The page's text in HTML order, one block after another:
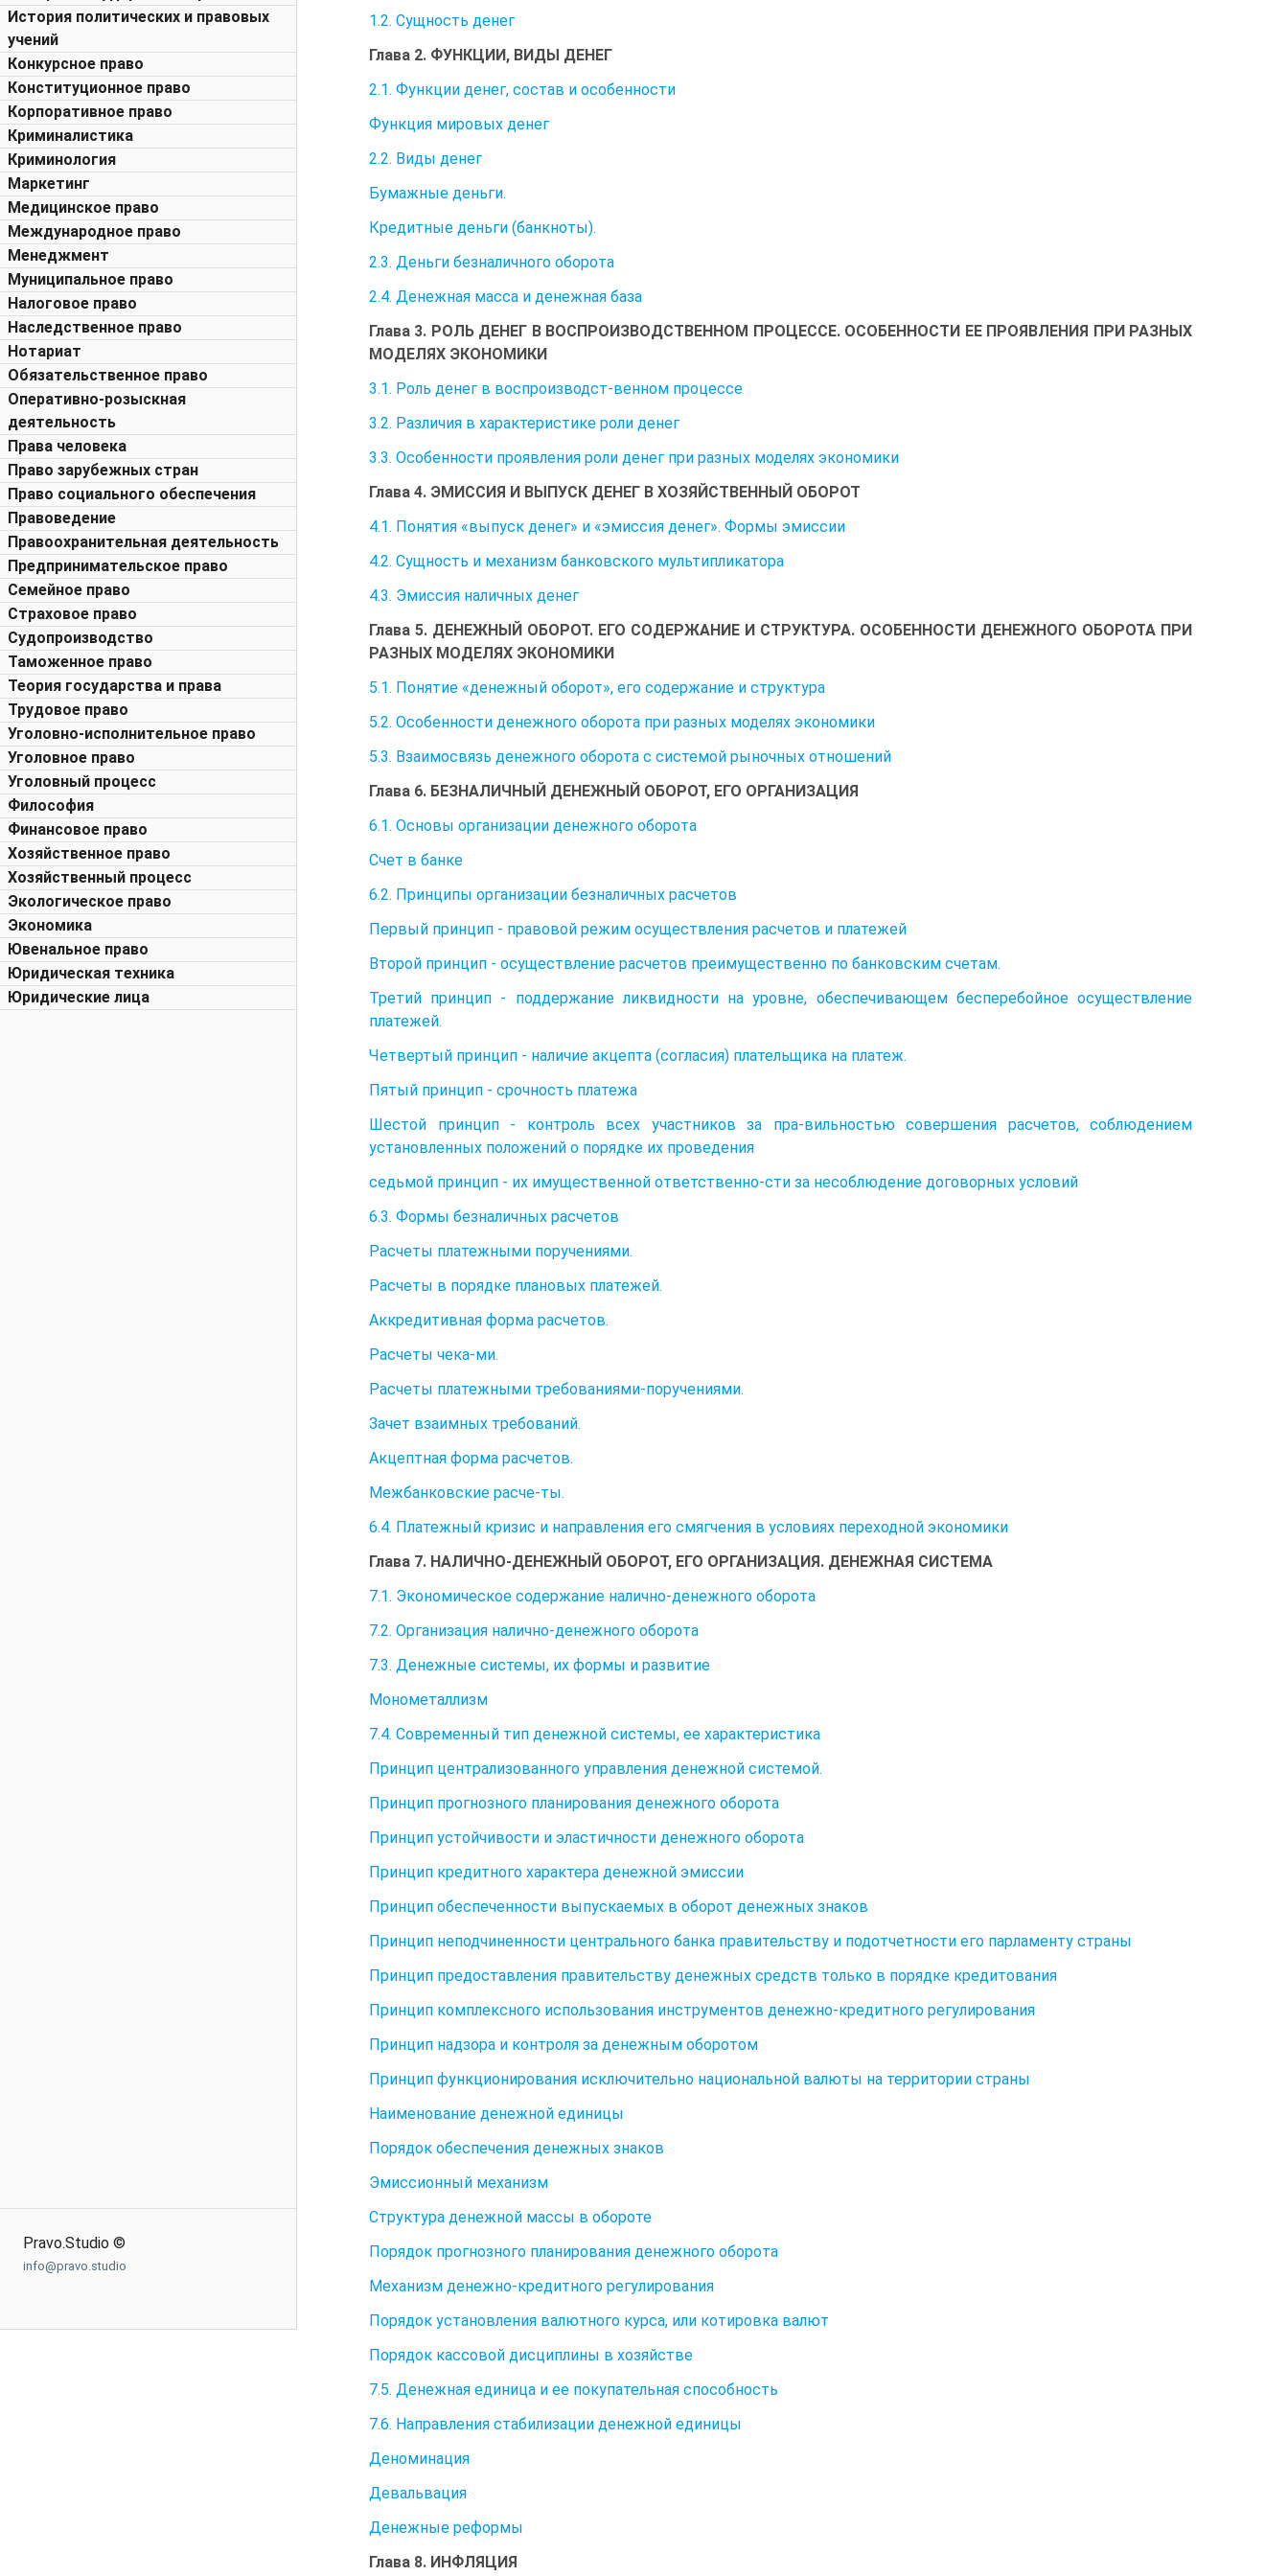
История политических и правовых
учений
Конкурсное право
Конституционное право
Корпоративное право
Криминалистика
Криминология
Маркетинг
Медицинское право
Международное право
Менеджмент
Муниципальное право
Налоговое право
Наследственное право
Нотариат
Обязательственное право
Оперативно-розыскная
деятельность
Права человека
Право зарубежных стран
Право социального обеспечения
Правоведение
Правоохранительная деятельность
Предпринимательское право
Семейное право
Страховое право
Судопроизводство
Таможенное право
Теория государства и права
Трудовое право
Уголовно-исполнительное право
Уголовное право
Уголовный процесс
Философия
Финансовое право
Хозяйственное право
Хозяйственный процесс
Экологическое право
Экономика
Ювенальное право
Юридическая техника
Юридические лица
Pravo.Studio ©
info@pravo.studio
1.2. Сущность денег
Глава 2. ФУНКЦИИ, ВИДЫ ДЕНЕГ
2.1. Функции денег, состав и особенности
Функция мировых денег
2.2. Виды денег
Бумажные деньги.
Кредитные деньги (банкноты).
2.3. Деньги безналичного оборота
2.4. Денежная масса и денежная база
Глава 3. РОЛЬ ДЕНЕГ В ВОСПРОИЗВОДСТВЕННОМ ПРОЦЕССЕ. ОСОБЕННОСТИ ЕЕ ПРОЯВЛЕНИЯ ПРИ РАЗНЫХ
МОДЕЛЯХ ЭКОНОМИКИ
3.1. Роль денег в воспроизводст-венном процессе
3.2. Различия в характеристике роли денег
3.3. Особенности проявления роли денег при разных моделях экономики
Глава 4. ЭМИССИЯ И ВЫПУСК ДЕНЕГ В ХОЗЯЙСТВЕННЫЙ ОБОРОТ
4.1. Понятия «выпуск денег» и «эмиссия денег». Формы эмиссии
4.2. Сущность и механизм банковского мультипликатора
4.3. Эмиссия наличных денег
Глава 5. ДЕНЕЖНЫЙ ОБОРОТ. ЕГО СОДЕРЖАНИЕ И СТРУКТУРА. ОСОБЕННОСТИ ДЕНЕЖНОГО ОБОРОТА ПРИ
РАЗНЫХ МОДЕЛЯХ ЭКОНОМИКИ
5.1. Понятие «денежный оборот», его содержание и структура
5.2. Особенности денежного оборота при разных моделях экономики
5.3. Взаимосвязь денежного оборота с системой рыночных отношений
Глава 6. БЕЗНАЛИЧНЫЙ ДЕНЕЖНЫЙ ОБОРОТ, ЕГО ОРГАНИЗАЦИЯ
6.1. Основы организации денежного оборота
Счет в банке
6.2. Принципы организации безналичных расчетов
Первый принцип - правовой режим осуществления расчетов и платежей
Второй принцип - осуществление расчетов преимущественно по банковским счетам.
Третий принцип - поддержание ликвидности на уровне, обеспечивающем бесперебойное осуществление
платежей.
Четвертый принцип - наличие акцепта (согласия) плательщика на платеж.
Пятый принцип - срочность платежа
Шестой принцип - контроль всех участников за пра-вильностью совершения расчетов, соблюдением
установленных положений о порядке их проведения
седьмой принцип - их имущественной ответственно-сти за несоблюдение договорных условий
6.3. Формы безналичных расчетов
Расчеты платежными поручениями.
Расчеты в порядке плановых платежей.
Аккредитивная форма расчетов.
Расчеты чека-ми.
Расчеты платежными требованиями-поручениями.
Зачет взаимных требований.
Акцептная форма расчетов.
Межбанковские расче-ты.
6.4. Платежный кризис и направления его смягчения в условиях переходной экономики
Глава 7. НАЛИЧНО-ДЕНЕЖНЫЙ ОБОРОТ, ЕГО ОРГАНИЗАЦИЯ. ДЕНЕЖНАЯ СИСТЕМА
7.1. Экономическое содержание налично-денежного оборота
7.2. Организация налично-денежного оборота
7.3. Денежные системы, их формы и развитие
Монометаллизм
7.4. Современный тип денежной системы, ее характеристика
Принцип централизованного управления денежной системой.
Принцип прогнозного планирования денежного оборота
Принцип устойчивости и эластичности денежного оборота
Принцип кредитного характера денежной эмиссии
Принцип обеспеченности выпускаемых в оборот денежных знаков
Принцип неподчиненности центрального банка правительству и подотчетности его парламенту страны
Принцип предоставления правительству денежных средств только в порядке кредитования
Принцип комплексного использования инструментов денежно-кредитного регулирования
Принцип надзора и контроля за денежным оборотом
Принцип функционирования исключительно национальной валюты на территории страны
Наименование денежной единицы
Порядок обеспечения денежных знаков
Эмиссионный механизм
Структура денежной массы в обороте
Порядок прогнозного планирования денежного оборота
Механизм денежно-кредитного регулирования
Порядок установления валютного курса, или котировка валют
Порядок кассовой дисциплины в хозяйстве
7.5. Денежная единица и ее покупательная способность
7.6. Направления стабилизации денежной единицы
Деноминация
Девальвация
Денежные реформы
Глава 8. ИНФЛЯЦИЯ